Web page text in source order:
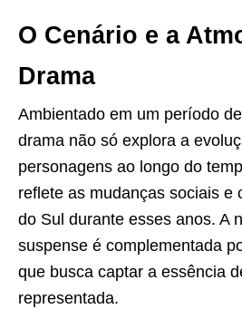
O Cenário e a
Drama
Ambientado em um período
drama não só explora a
personagens ao longo do
reflete as mudanças sociais e
do Sul durante esses anos. A
suspense é complementada
que busca captar a essência
representada.